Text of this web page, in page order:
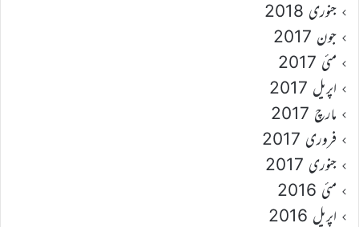
جنوری 2018
جون 2017
مئی 2017
اپریل 2017
مارچ 2017
فروری 2017
جنوری 2017
مئی 2016
اپریل 2016